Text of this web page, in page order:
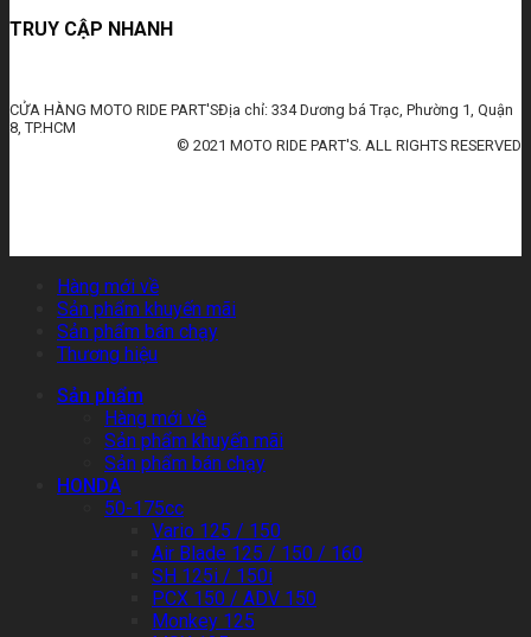
TRUY CẬP NHANH
CỬA HÀNG MOTO RIDE PART'SĐịa chỉ: 334 Dương bá Trạc, Phường 1, Quận
8, TP.HCM
© 2021 MOTO RIDE PART'S. ALL RIGHTS RESERVED
Hàng mới về
Sản phẩm khuyến mãi
Sản phẩm bán chạy
Thương hiệu
Sản phẩm
Hàng mới về
Sản phẩm khuyến mãi
Sản phẩm bán chạy
HONDA
50-175cc
Vario 125 / 150
Air Blade 125 / 150 / 160
SH 125i / 150i
PCX 150 / ADV 150
Monkey 125